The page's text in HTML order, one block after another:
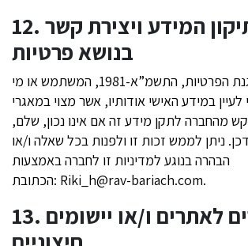
12. זכות עיון ותיקון המידע ויצירת קשר
בנושא פרטיות
על-פי חוק הגנת הפרטיות, התשמ”א-1981, המשתמש או מי
במידע האישי אודותיו, אשר מצוי במאגרי
מהחברה לתקן מידע זה אם אינו נכון, שלם,
ניתן לממש זכות זו ולפנות בכל שאלה ו/או
הבהרה בנוגע למדיניות זו לחברה באמצעות
הכתובת: Riki_h@rav-bariach.com.
13. קישורים לאתרים ו/או יישומים